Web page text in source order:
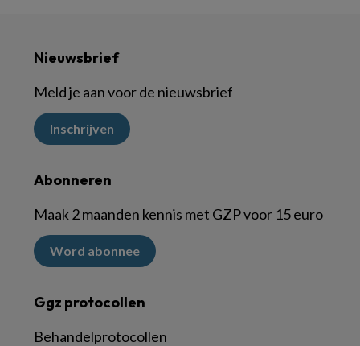
Nieuwsbrief
Meld je aan voor de nieuwsbrief
Inschrijven
Abonneren
Maak 2 maanden kennis met GZP voor 15 euro
Word abonnee
Ggz protocollen
Behandelprotocollen